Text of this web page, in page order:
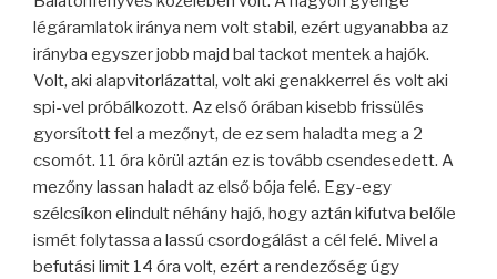
légáramlatok iránya nem volt stabil, ezért ugyanabba az
irányba egyszer jobb majd bal tackot mentek a hajók.
Volt, aki alapvitorlázattal, volt aki genakkerrel és volt aki
spi-vel próbálkozott. Az első órában kisebb frissülés
gyorsított fel a mezőnyt, de ez sem haladta meg a 2
csomót. 11 óra körül aztán ez is tovább csendesedett. A
mezőny lassan haladt az első bója felé. Egy-egy
szélcsíkon elindult néhány hajó, hogy aztán kifutva belőle
ismét folytassa a lassú csordogálást a cél felé. Mivel a
befutási limit 14 óra volt, ezért a rendezőség úgy